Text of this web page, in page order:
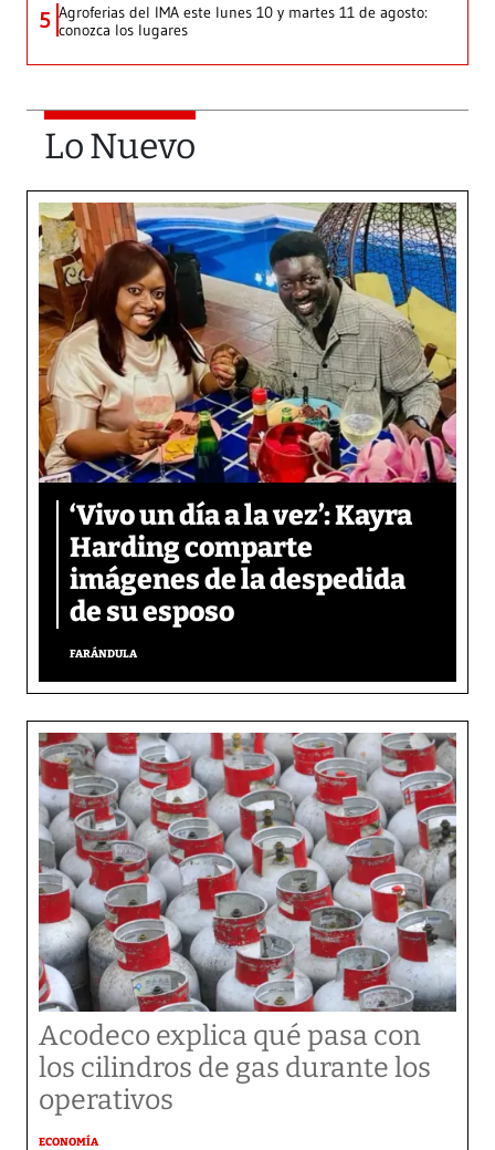
5 Agroferias del IMA este lunes 10 y martes 11 de agosto:
conozca los lugares
Lo Nuevo
‘Vivo un día a la vez’: Kayra
Harding comparte
imágenes de la despedida
de su esposo
FARÁNDULA
Acodeco explica qué pasa con
los cilindros de gas durante los
operativos
ECONOMÍA